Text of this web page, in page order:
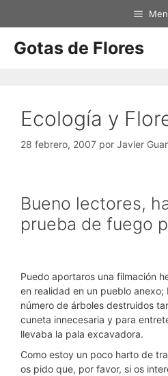
Gotas de Flores
Ecología y
28 febrero, 2007 por Javier
Bueno lectores,
prueba de fuego
Puedo aportaros una filmación
en realidad en un pueblo anexo;
número de árboles destruidos
cuneta innecesaria y para
llevaba la pala excavadora.
Como estoy un poco harto de
os pido que, por favor, si os